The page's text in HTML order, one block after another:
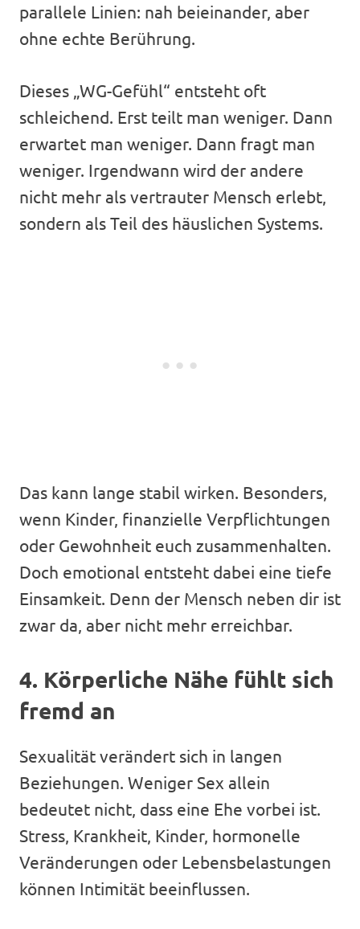
parallele Linien: nah beieinander, aber
ohne echte Berührung.
Dieses „WG-Gefühl“ entsteht oft
schleichend. Erst teilt man weniger. Dann
erwartet man weniger. Dann fragt man
weniger. Irgendwann wird der andere
nicht mehr als vertrauter Mensch erlebt,
sondern als Teil des häuslichen Systems.
Das kann lange stabil wirken. Besonders,
wenn Kinder, finanzielle Verpflichtungen
oder Gewohnheit euch zusammenhalten.
Doch emotional entsteht dabei eine tiefe
Einsamkeit. Denn der Mensch neben dir ist
zwar da, aber nicht mehr erreichbar.
4. Körperliche Nähe fühlt sich
fremd an
Sexualität verändert sich in langen
Beziehungen. Weniger Sex allein
bedeutet nicht, dass eine Ehe vorbei ist.
Stress, Krankheit, Kinder, hormonelle
Veränderungen oder Lebensbelastungen
können Intimität beeinflussen.